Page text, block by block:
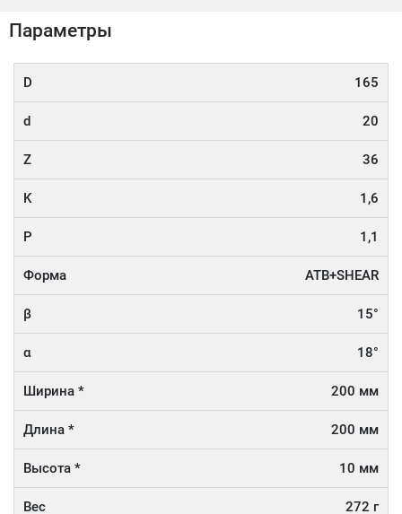
Параметры
D 165
d 20
Z 36
K 1,6
P 1,1
Форма ATB+SHEAR
β 15°
α 18°
Ширина * 200 мм
Длина * 200 мм
Высота * 10 мм
Вес 272 г